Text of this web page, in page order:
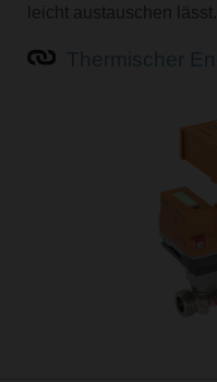
leicht austauschen lässt.